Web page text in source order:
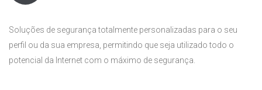
Soluções de segurança totalmente personalizadas para o seu
perfil ou da sua empresa, permitindo que seja utilizado todo o
potencial da Internet com o máximo de segurança.